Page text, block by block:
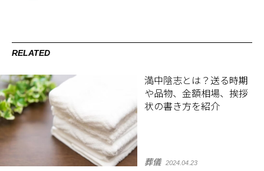
RELATED
満中陰志とは？送る時期
や品物、金額相場、挨拶
状の書き方を紹介
葬儀 2024.04.23